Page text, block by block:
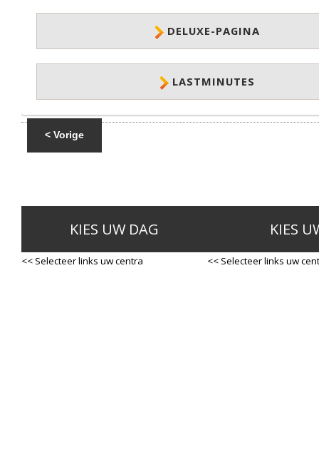
DELUXE-PAGINA
LASTMINUTES
< Vorige
KIES UW DAG
<< Selecteer links uw centra
KIES
<< Selecteer links uw